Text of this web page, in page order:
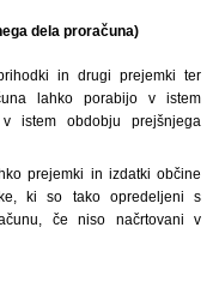
dela proračuna)
in drugi prejemki ter
lahko porabijo v istem
istem obdobju prejšnjega
prejemki in izdatki občine
ki so tako opredeljeni s
če niso načrtovani v